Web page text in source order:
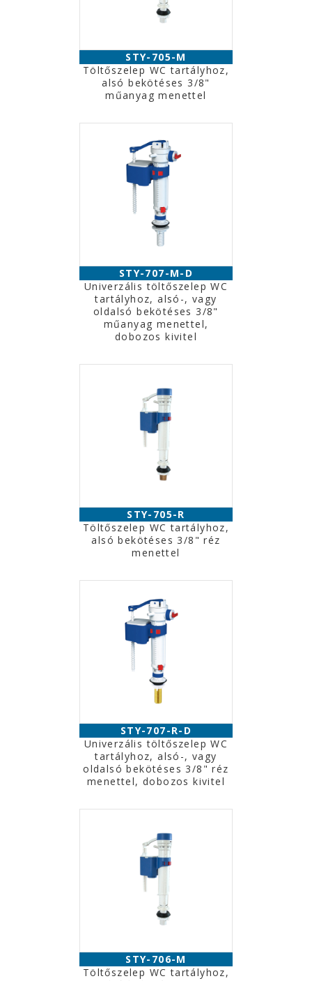
STY-705-M
Töltőszelep WC tartályhoz,
alsó bekötéses 3/8"
műanyag menettel
STY-707-M-D
Univerzális töltőszelep WC
tartályhoz, alsó-, vagy
oldalsó bekötéses 3/8"
műanyag menettel,
dobozos kivitel
STY-705-R
Töltőszelep WC tartályhoz,
alsó bekötéses 3/8" réz
menettel
STY-707-R-D
Univerzális töltőszelep WC
tartályhoz, alsó-, vagy
oldalsó bekötéses 3/8" réz
menettel, dobozos kivitel
STY-706-M
Töltőszelep WC tartályhoz,